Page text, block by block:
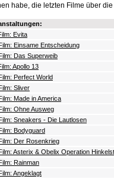
habe, die letzten Filme über
Evita
Einsame Entscheidung
Das Superweib
Apollo 13
Perfect World
Sliver
Made in America
Ohne Ausweg
Sneakers - Die Lautlosen
Bodyguard
Der Rosenkrieg
Asterix & Obelix Operation
Rainman
Angeklagt